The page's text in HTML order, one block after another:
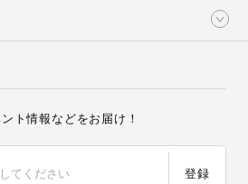
ト情報などをお届け！
登録